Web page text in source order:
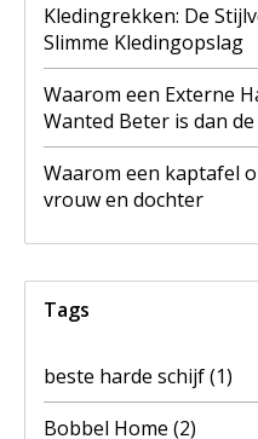
Kledingrekken: De
Slimme Kledingopslag
Waarom een Externe
Wanted Beter is dan de
Waarom een kaptafel
vrouw en dochter
Tags
beste harde schijf(1)
Bobbel Home (2)